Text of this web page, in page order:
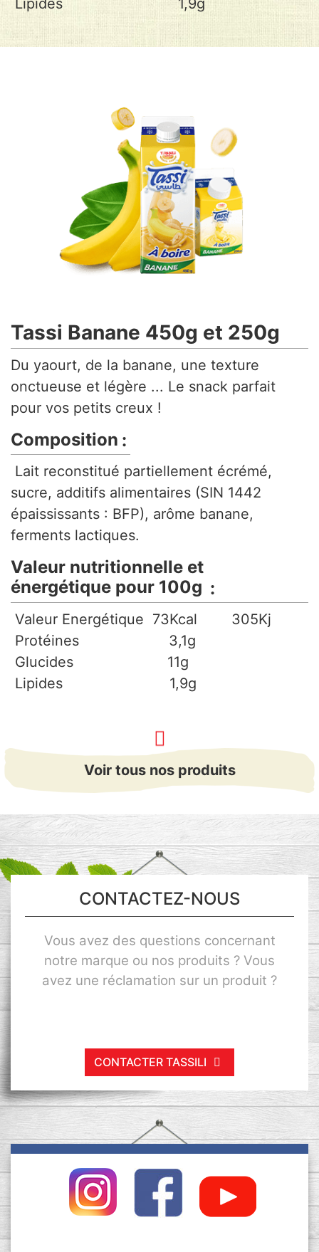
Lipides 1,9g
Tassi Banane 450g et 250g
Du yaourt, de la banane, une texture
onctueuse et légère ... Le snack parfait
pour vos petits creux !
Composition
Lait reconstitué partiellement écrémé,
sucre, additifs alimentaires (SIN 1442
épaississants : BFP), arôme banane,
ferments lactiques.
Valeur nutritionnelle et
énergétique pour 100g
Valeur Energétique 73Kcal 305Kj
Protéines 3,1g
Glucides 11g
Lipides 1,9g
Voir tous nos produits
CONTACTEZ-NOUS
Vous avez des questions concernant
notre marque ou nos produits ? Vous
avez une réclamation sur un produit ?
CONTACTER TASSILI